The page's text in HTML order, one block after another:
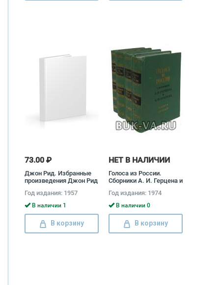
73.00 ₽
Джон Рид. Избранные
произведения Джон Рид
Год издания: 1957
В наличии 1
В корзину
НЕТ В НАЛИЧИИ
Голоса из России.
Сборники А. И. Герцена и
из 4 книг) Александр
Герцен, Николай Огарев
Год издания: 1974
В наличии 0
В корзину